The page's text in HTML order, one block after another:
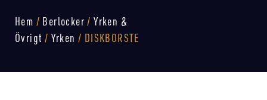
Hem / Berlocker /Yrken &
Övrigt / Yrken / DISKBORSTE